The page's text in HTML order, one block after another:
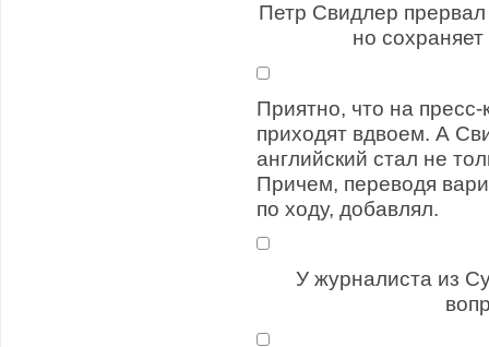
Петр Свидлер
но
Приятно, что на
приходят вдвоем. А
английский стал не
Причем, переводя
по ходу, добавлял.
У журналиста из